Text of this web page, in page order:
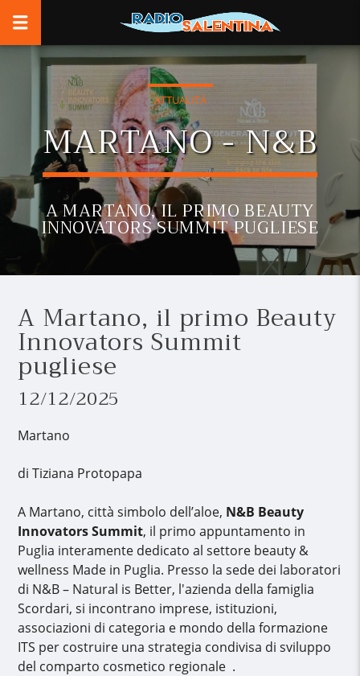
ATTUALITÀ
MARTANO - N&B
A MARTANO, IL PRIMO BEAUTY
INNOVATORS SUMMIT PUGLIESE
A Martano, il primo Beauty
Innovators Summit
pugliese
12/12/2025
Martano
di Tiziana Protopapa
A Martano, città simbolo dell’aloe, N&B Beauty
Innovators Summit, il primo appuntamento in
Puglia interamente dedicato al settore beauty &
wellness Made in Puglia. Presso la sede dei laboratori
di N&B – Natural is Better, l'azienda della famiglia
Scordari, si incontrano imprese, istituzioni,
associazioni di categoria e mondo della formazione
ITS per costruire una strategia condivisa di sviluppo
del comparto cosmetico regionale .